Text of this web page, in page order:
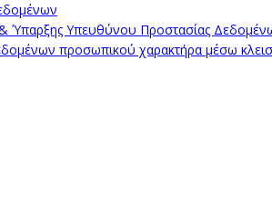
Ύπαρξης Υπευθύνου Προστασίας
προσωπικού χαρακτήρα μέσω